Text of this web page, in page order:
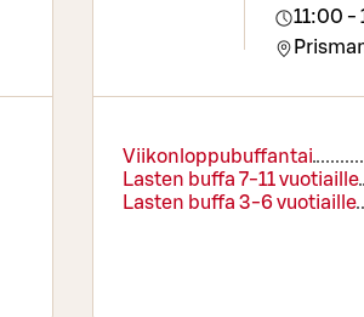
11:00 -
Viikonloppubuffantai
Lasten buffa 7-11 vuotiaille
Lasten buffa 3-6 vuotiaille